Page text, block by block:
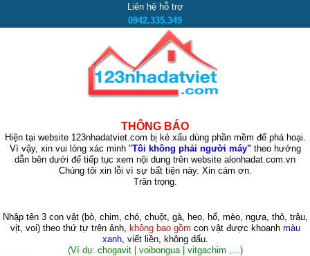
Liên hệ hỗ trợ
0942.335.349
THÔNG BÁO
Hiện tại website 123nhadatviet.com bị kẻ xấu dùng phần mềm để phá hoại.
Vì vậy, xin vui lòng xác minh "Tôi không phải người máy"theo hướng
dẫn bên dưới để tiếp tục xem nội dung trên website alonhadat.com.vn
Chúng tôi xin lỗi vì sự bất tiện này. Xin cám ơn.
Trân trọng.
Nhập tên 3 con vật (bò, chim, chó, chuột, gà, heo, hổ, mèo, ngựa, thỏ, trâu,
vịt, voi)theo thứ tự trên ảnh, không bao gồm con vật được khoanh màu
xanh, viết liền, không dấu.
(Ví dụ: chogavit | voibongua | vitgachim ,...)